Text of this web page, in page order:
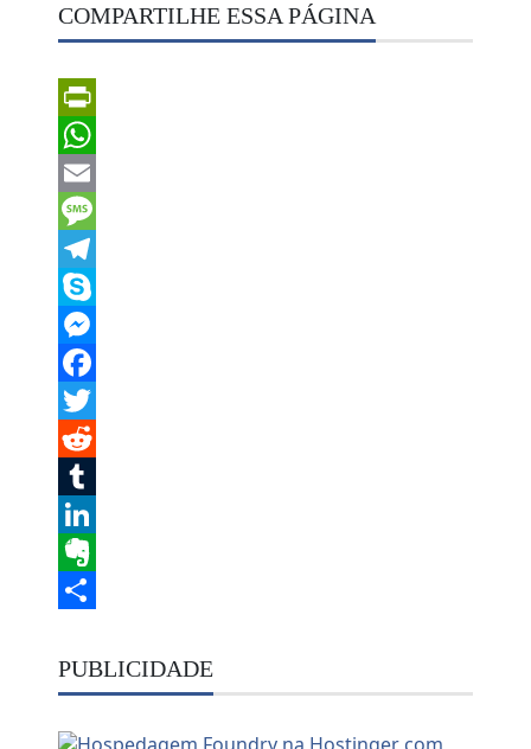
COMPARTILHE ESSA PÁGINA
PrintFriendly
WhatsApp
Email
Message
Telegram
Skype
Messenger
Facebook
Twitter
Reddit
Tumblr
LinkedIn
Evernote
PUBLICIDADE